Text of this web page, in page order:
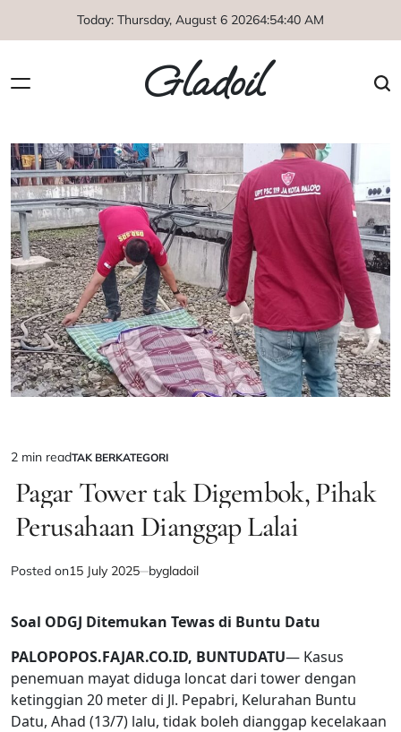
Today: Thursday, August 6 20264:54:40 AM
Gladoil
Estimated
read
time
2 min readPOSTED
IN
TAK BERKATEGORI
Pagar Tower tak Digembok, Pihak
Perusahaan Dianggap Lalai
Posted on15 July 2025 bygladoil
Soal ODGJ Ditemukan Tewas di Buntu Datu
PALOPOPOS.FAJAR.CO.ID, BUNTUDATU— Kasus
penemuan mayat diduga loncat dari tower dengan
ketinggian 20 meter di Jl. Pepabri, Kelurahan Buntu
Datu, Ahad (13/7) lalu, tidak boleh dianggap kecelakaan